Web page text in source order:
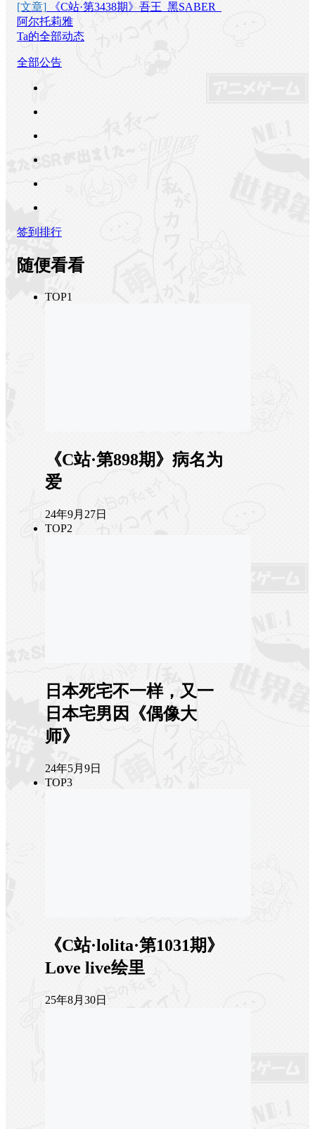
[文章] 《C站·第3438期》吾王_黑SABER_
阿尔托莉雅
Ta的全部动态
全部公告
签到排行
随便看看
TOP1
《C站·第898期》病名为
爱
24年9月27日
TOP2
日本死宅不一样，又一
日本宅男因《偶像大
师》
24年5月9日
TOP3
《C站·lolita·第1031期》
Love live绘里
25年8月30日